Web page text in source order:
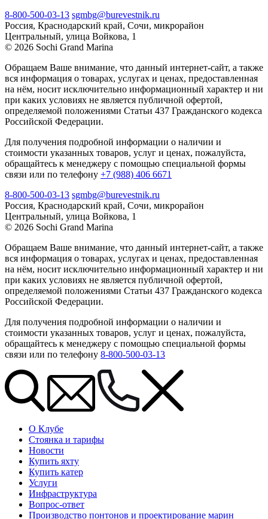
8-800-500-03-13 sgmbg@burevestnik.ru
Россия, Краснодарский край, Сочи, микрорайон
Центральный, улица Войкова, 1
© 2026 Sochi Grand Marina
Обращаем Ваше внимание, что данный интернет-сайт, а также
вся информация о товарах, услугах и ценах, предоставленная
на нём, носит исключительно информационный характер и ни
при каких условиях не является публичной офертой,
определяемой положениями Статьи 437 Гражданского кодекса
Российской Федерации.
Для получения подробной информации о наличии и
стоимости указанных товаров, услуг и ценах, пожалуйста,
обращайтесь к менеджеру с помощью специальной формы
связи или по телефону +7 (988) 406 6671
8-800-500-03-13 sgmbg@burevestnik.ru
Россия, Краснодарский край, Сочи, микрорайон
Центральный, улица Войкова, 1
© 2026 Sochi Grand Marina
Обращаем Ваше внимание, что данный интернет-сайт, а также
вся информация о товарах, услугах и ценах, предоставленная
на нём, носит исключительно информационный характер и ни
при каких условиях не является публичной офертой,
определяемой положениями Статьи 437 Гражданского кодекса
Российской Федерации.
Для получения подробной информации о наличии и
стоимости указанных товаров, услуг и ценах, пожалуйста,
обращайтесь к менеджеру с помощью специальной формы
связи или по телефону 8-800-500-03-13
О Клубе
Стоянка и тарифы
Новости
Купить яхту
Купить катер
Услуги
Инфраструктура
Вопрос-ответ
Производство понтонов и проектирование марин